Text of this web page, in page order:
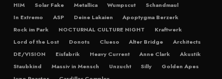
HIM
Solar Fake Metallica Wumpscut
Schandmaul
In Extremo
ASP Deine Lakaien
Apoptygma Berzerk
Rock im Park
NOCTURNAL CULTURE NIGHT
Kraftwerk
Lord of the Lost
Donots Clueso Alter Bridge
Architects
DE/VISION
Eisfabrik Heavy Current Anne Clark
Akustik
Staubkind
Massiv in Mensch Unzucht Silly
Golden Apes